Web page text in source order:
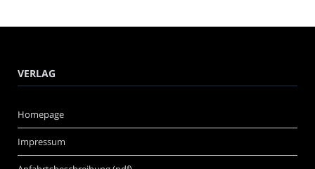
VERLAG
Homepage
Impressum